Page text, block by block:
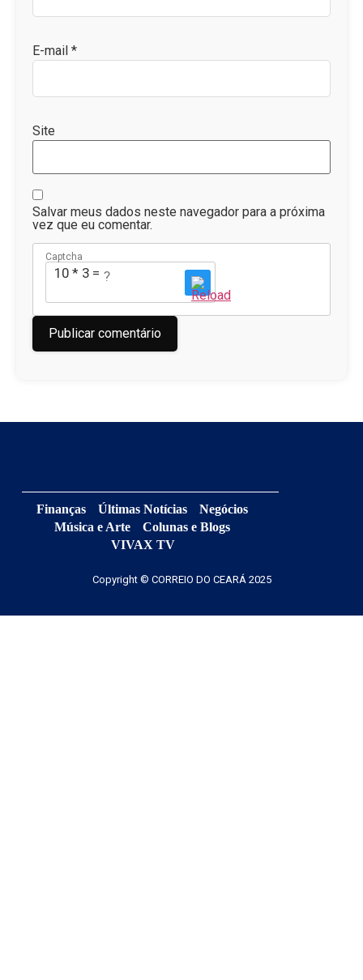
E-mail *
Site
Salvar meus dados neste navegador para a próxima
vez que eu comentar.
Captcha
10 * 3 = ?
Finanças Últimas Notícias
Negócios
Música e Arte
Colunas e Blogs
VIVAX TV
Copyright © CORREIO DO CEARÁ 2025